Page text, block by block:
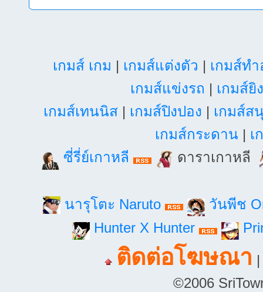
เกมส์ เกม | เกมส์แต่งตัว | เกมส์ท
เกมส์แข่งรถ | เกมส์ยิ
เกมส์เทนนิส| เกมส์ปิงปอง | เกมส์ส
เกมส์กระดาน | เ
ซี่รี่ย์เกาหลี
ดาราเกาหลี
นารุโตะ Naruto
วันพีช
Hunter X Hunter
ติดต่อโฆษณา
©2006